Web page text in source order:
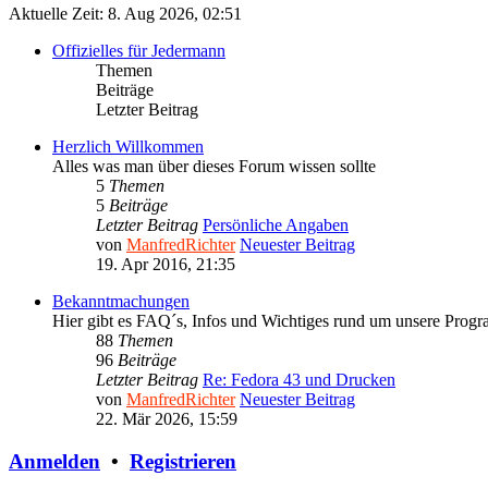
Aktuelle Zeit: 8. Aug 2026, 02:51
Offizielles für Jedermann
Themen
Beiträge
Letzter Beitrag
Herzlich Willkommen
Alles was man über dieses Forum wissen sollte
5 Themen
5 Beiträge
Letzter Beitrag Persönliche Angaben
von ManfredRichter Neuester Beitrag
19. Apr 2016, 21:35
Bekanntmachungen
Hier gibt es FAQ´s, Infos und Wichtiges rund um unsere
88 Themen
96 Beiträge
Letzter Beitrag Re: Fedora 43 und Drucken
von ManfredRichter Neuester Beitrag
22. Mär 2026, 15:59
Anmelden • Registrieren